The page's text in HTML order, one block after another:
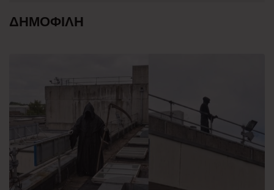
ΔΗΜΟΦΙΛΗ